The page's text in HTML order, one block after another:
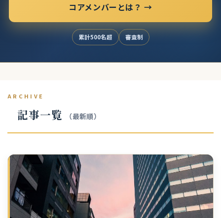
コアメンバーとは？ →
累計500名超 審査制
ARCHIVE
記事一覧 （最新順）